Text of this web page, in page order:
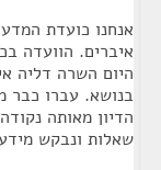
אנחנו כועדת
איברים. הוועדה
בנושא. עברו כבר
הדיון מאותה
שאלות ונבקש